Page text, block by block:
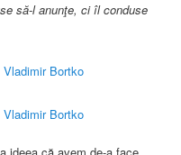
să-l anunţe, ciîl conduse